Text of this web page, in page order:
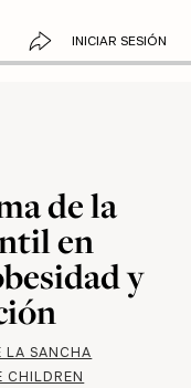
INICIAR SESIÓN
de la
en
y
LA SANCHA
CHILDREN